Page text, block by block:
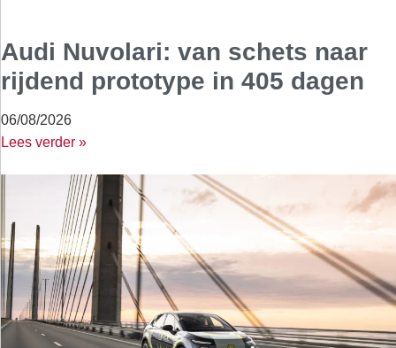
Audi Nuvolari: van schets naar
rijdend prototype in 405 dagen
06/08/2026
Lees verder »